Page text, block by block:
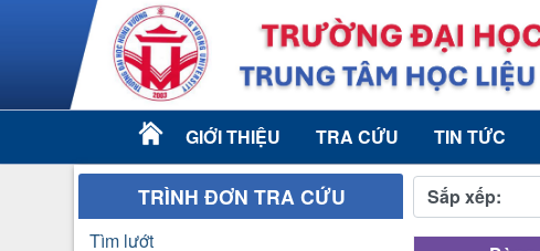
GIỚI THIỆU TRA CỨU TIN TỨC
TRÌNH ĐƠN TRA CỨU
Tìm lướt
Sắp xếp: